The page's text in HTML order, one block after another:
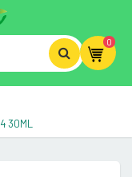
0
30ML